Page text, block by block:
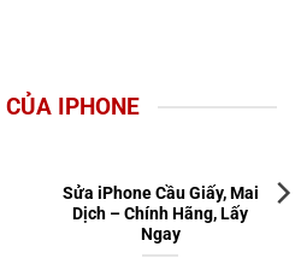
CỦA IPHONE
Sửa iPhone Cầu Giấy, Mai
Dịch – Chính Hãng, Lấy
Ngay